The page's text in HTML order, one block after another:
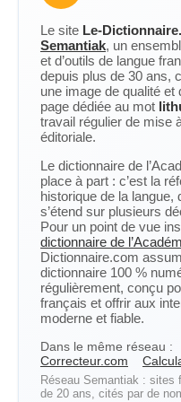
Le site Le-
Semantiak, un
et d’outils de langue
depuis plus de 30 ans,
une image de qualité et
page dédiée au mot
travail régulier de mise
éditoriale.
Le dictionnaire de
place à part : c’est la
historique de la
s’étend sur plusieurs
Pour un point de vue
dictionnaire de
Dictionnaire.com
dictionnaire 100 %
régulièrement, conçu
français et offrir aux
moderne et fiable.
Dans le même réseau :
Correcteur.com
Réseau Semantiak : sites
de 20 ans, cités par de